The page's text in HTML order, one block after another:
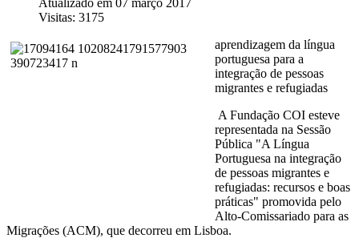
Visitas: 3175
aprendizagem da língua
portuguesa para a
integração de pessoas
migrantes e refugiadas
A Fundação COI esteve
representada na Sessão
Pública "A Língua
Portuguesa na integração
de pessoas migrantes e
refugiadas: recursos e boas
práticas" promovida pelo
Alto-Comissariado para as
Migrações (ACM), que decorreu em Lisboa.